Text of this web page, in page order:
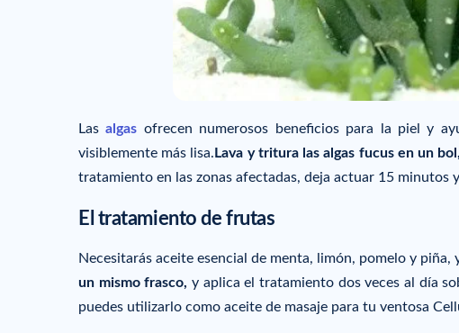
Lasalgas ofrecen numerosos beneficios para la piel y
visiblemente más lisa. Lava y tritura las algas fucus en un
tratamiento en las zonas afectadas, deja actuar 15 minutos
El tratamiento de frutas
Necesitarás aceite esencial de menta, limón, pomelo y piña,
un mismo frasco, y aplica el tratamiento dos veces al día
puedes utilizarlo como aceite de masaje para tu ventosa